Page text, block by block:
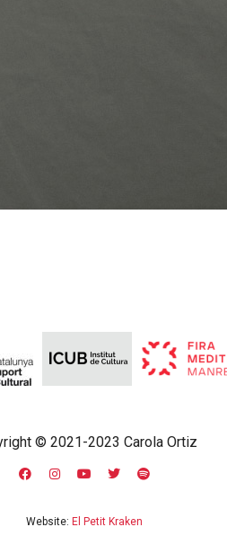
© 2021-2023 Carola Ortiz
Website: El Petit Kraken